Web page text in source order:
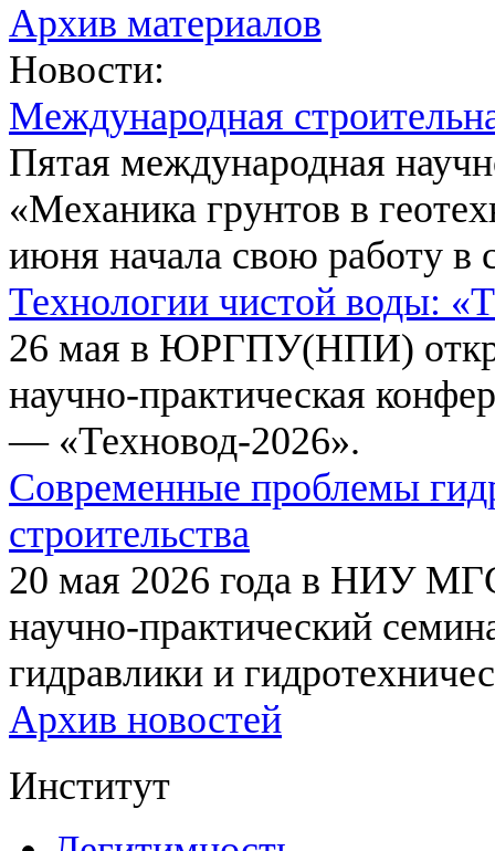
Архив материалов
Новости:
Международная
Пятая международная
«Механика грунтов в
июня начала свою работу в
Технологии чистой воды:
26 мая в ЮРГПУ(НПИ)
научно-практическая
— «Техновод-2026».
Современные проблемы
строительства
20 мая 2026 года в НИУ
научно-практический
гидравлики и
Архив новостей
Институт